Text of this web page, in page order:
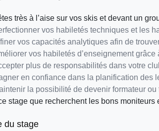
très à l’aise sur vos skis et devant un
vos habiletés techniques et les
vos capacités analytiques afin de
vos habiletés d’enseignement
plus de responsabilités dans votre
en confiance dans la planification des
la possibilité de devenir formateur
stage que recherchent les bons
du stage